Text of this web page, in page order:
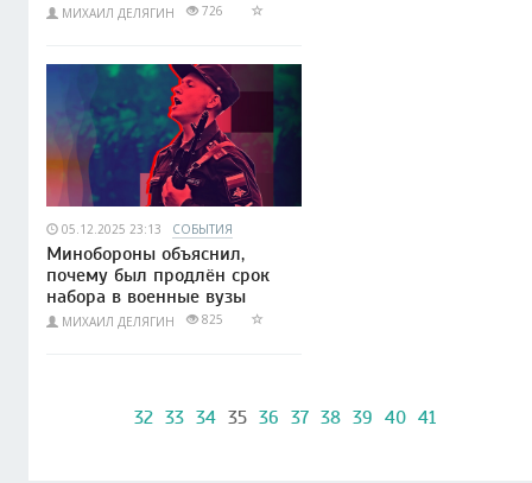
МИХАИЛ ДЕЛЯГИН 726
05.12.2025 23:13 СОБЫТИЯ
Минобороны объяснил,
почему был продлён срок
набора в военные вузы
МИХАИЛ ДЕЛЯГИН 825
32 33 34 35 36 37 38 39 40 41